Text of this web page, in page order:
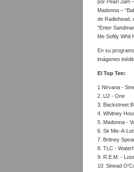
por Pearl Jam
Madonna –
de Radiohead,
“Enter
Me Softly Whit
En su
imágenes
El Top Ten:
1 Nirvana -
2. U2 - One
3. Backstreet
4. Whitney
5. Madonna -
6. Sir Mix-A-
7. Britney
8. TLC -
9. R.E.M. -
10. Sinead